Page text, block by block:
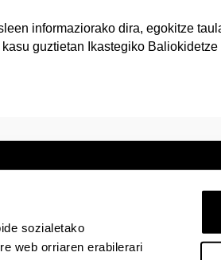
sozialetako
web orriaren erabilerari
informaziorako dira, egokitze
guztietan Ikastegiko
Lege oharra